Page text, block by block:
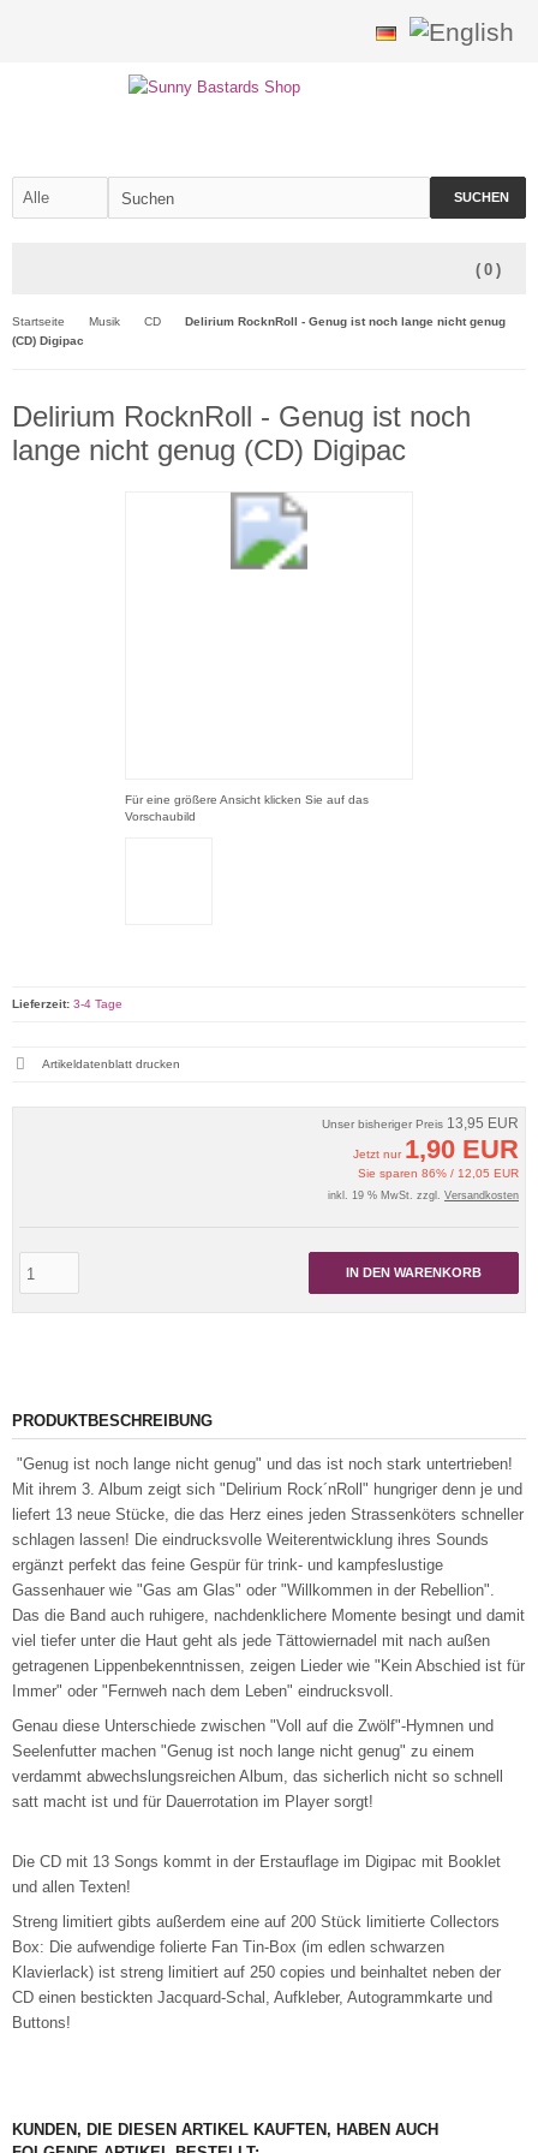
SUCHEN
( 0 )
Startseite Musik CD
Delirium RocknRoll - Genug ist noch lange nicht genug
(CD) Digipac
Delirium RocknRoll - Genug ist noch
lange nicht genug (CD) Digipac
Für eine größere Ansicht klicken Sie auf das
Vorschaubild
Unser bisheriger Preis 13,95 EUR
Jetzt nur 1,90 EUR
Sie sparen 86% / 12,05 EUR
inkl. 19 % MwSt. zzgl. Versandkosten
IN DEN WARENKORB
Lieferzeit: 3-4 Tage
Artikeldatenblatt drucken
PRODUKTBESCHREIBUNG
"Genug ist noch lange nicht genug" und das ist noch stark untertrieben!
Mit ihrem 3. Album zeigt sich "Delirium Rock´nRoll" hungriger denn je und
liefert 13 neue Stücke, die das Herz eines jeden Strassenköters schneller
schlagen lassen! Die eindrucksvolle Weiterentwicklung ihres Sounds
ergänzt perfekt das feine Gespür für trink- und kampfeslustige
Gassenhauer wie "Gas am Glas" oder "Willkommen in der Rebellion".
Das die Band auch ruhigere, nachdenklichere Momente besingt und damit
viel tiefer unter die Haut geht als jede Tättowiernadel mit nach außen
getragenen Lippenbekenntnissen, zeigen Lieder wie "Kein Abschied ist für
Immer" oder "Fernweh nach dem Leben" eindrucksvoll.
Genau diese Unterschiede zwischen "Voll auf die Zwölf"-Hymnen und
Seelenfutter machen "Genug ist noch lange nicht genug" zu einem
verdammt abwechslungsreichen Album, das sicherlich nicht so schnell
satt macht ist und für Dauerrotation im Player sorgt!
Die CD mit 13 Songs kommt in der Erstauflage im Digipac mit Booklet
und allen Texten!
Streng limitiert gibts außerdem eine auf 200 Stück limitierte Collectors
Box: Die aufwendige folierte Fan Tin-Box (im edlen schwarzen
Klavierlack) ist streng limitiert auf 250 copies und beinhaltet neben der
CD einen bestickten Jacquard-Schal, Aufkleber, Autogrammkarte und
Buttons!
KUNDEN, DIE DIESEN ARTIKEL KAUFTEN, HABEN AUCH